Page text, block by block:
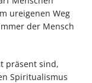
ureigenen Weg
der Mensch
präsent sind,
Spiritualismus